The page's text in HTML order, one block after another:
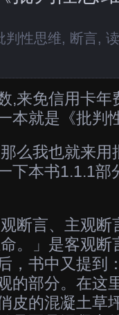
判性思维, 断言,
,来免信用卡年
本就是《批判
么我也就来
下本书1.1.1部
断言、主观
。」是客观断
，书中又提到
的部分。在这
皮的混凝土草